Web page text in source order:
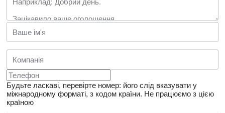
Будьте ласкаві, перевірте номер: його слід вказувати у
міжнародному форматі, з кодом країни. Не працюємо з цією
країною